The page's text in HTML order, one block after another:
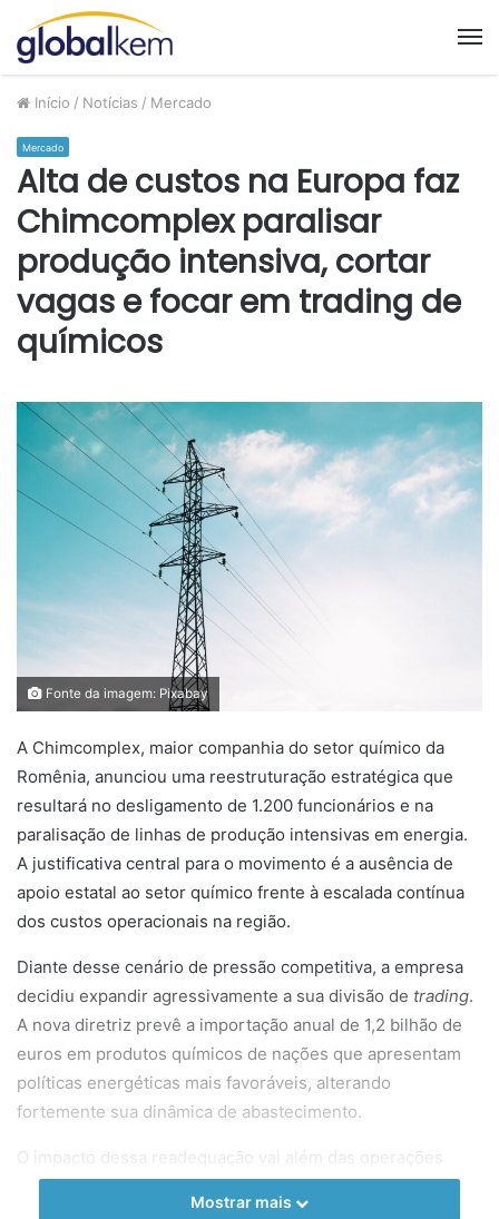
Início / Notícias / Mercado
Mercado
Alta de custos na Europa faz
Chimcomplex paralisar
produção intensiva, cortar
vagas e focar em trading de
químicos
Fonte da imagem: Pixabay
A Chimcomplex, maior companhia do setor químico da
Romênia, anunciou uma reestruturação estratégica que
resultará no desligamento de 1.200 funcionários e na
paralisação de linhas de produção intensivas em energia.
A justificativa central para o movimento é a ausência de
apoio estatal ao setor químico frente à escalada contínua
dos custos operacionais na região.
Diante desse cenário de pressão competitiva, a empresa
decidiu expandir agressivamente a sua divisão de trading.
A nova diretriz prevê a importação anual de 1,2 bilhão de
euros em produtos químicos de nações que apresentam
políticas energéticas mais favoráveis, alterando
fortemente sua dinâmica de abastecimento.
O impacto dessa readequação vai além das operações
internas da companhia. A reestruturação deverá provocar
Mostrar mais